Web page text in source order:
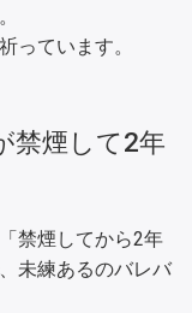
っています。
禁煙して2年
禁煙してから2年
未練あるのバレバ